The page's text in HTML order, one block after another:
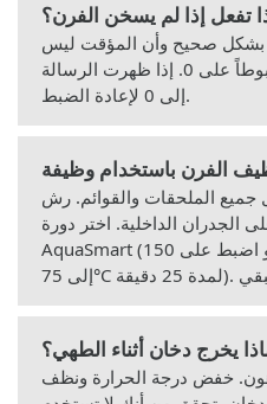
تفعل إذا لم يسخن الفرن؟
صحيح وأن المؤقت ليس
مضبوطاً على 0. إذا ظهرت الرسالة 'GFF'، أدر محدد الوظائف
إلى 0 لإعادة الضبط.
جميع الملحقات والقوائم. رش
الجدران الداخلية. اختر دورة
AquaSmart (أو اضبط على 150°C لمدة 10 دقائق ثم خفض
يخرج دخان أثناء الطهي؟
خفض درجة الحرارة ونظف